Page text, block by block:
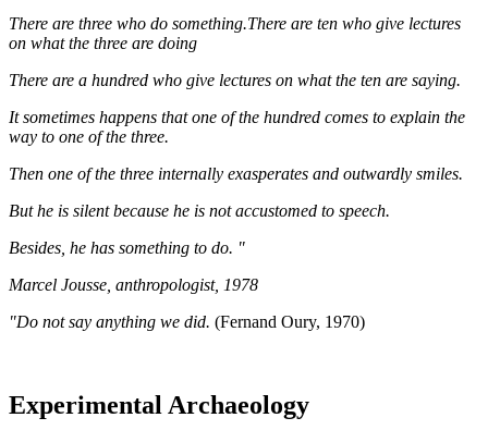
There are three who do something.There are ten who give lectures
on what the three are doing
There are a hundred who give lectures on what the ten are saying.
It sometimes happens that one of the hundred comes to explain the
way to one of the three.
Then one of the three internally exasperates and outwardly smiles.
But he is silent because he is not accustomed to speech.
Besides, he has something to do. "
Marcel Jousse, anthropologist, 1978
"Do not say anything we did. (Fernand Oury, 1970)
Experimental Archaeology